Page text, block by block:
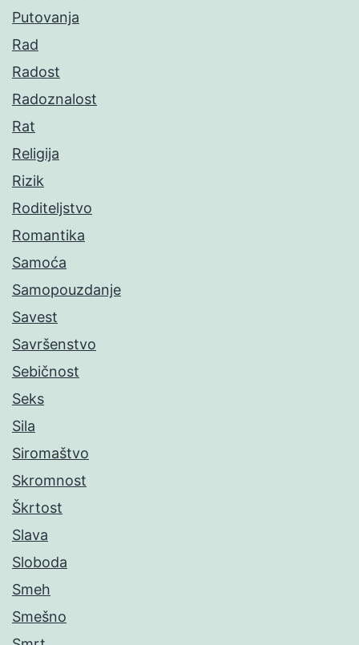
Putovanja
Rad
Radost
Radoznalost
Rat
Religija
Rizik
Roditeljstvo
Romantika
Samoća
Samopouzdanje
Savest
Savršenstvo
Sebičnost
Seks
Sila
Siromaštvo
Skromnost
Škrtost
Slava
Sloboda
Smeh
Smešno